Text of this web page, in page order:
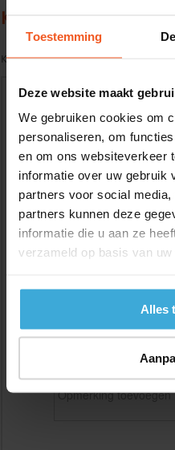
Toestemming
Deze website maakt
We gebruiken cookies om
personaliseren, om
en om ons websiteverkeer
informatie over uw gebruik
partners voor social
partners kunnen deze
informatie die u aan ze
verzameld op basis van
Alles
Koudgewalst
Kwaliteit: S235JR volgens EN10025
Gewenste
lengtemaat in
(max.
+/- 2 mm
Materiaalkosten
Alle bedragen zijn excl. 21%